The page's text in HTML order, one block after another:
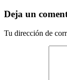
Deja un
Tu dirección de